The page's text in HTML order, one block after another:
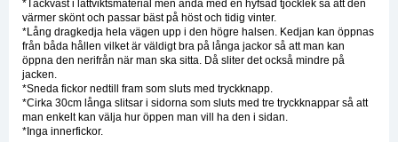
*Täckväst i lättviktsmaterial men ändå med en hyfsad tjocklek så att den
värmer skönt och passar bäst på höst och tidig vinter.
*Lång dragkedja hela vägen upp i den högre halsen. Kedjan kan öppnas
från båda hållen vilket är väldigt bra på långa jackor så att man kan
öppna den nerifrån när man ska sitta. Då sliter det också mindre på
jacken.
*Sneda fickor nedtill fram som sluts med tryckknapp.
*Cirka 30cm långa slitsar i sidorna som sluts med tre tryckknappar så att
man enkelt kan välja hur öppen man vill ha den i sidan.
*Inga innerfickor.